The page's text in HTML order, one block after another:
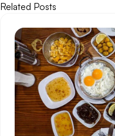
Related Posts